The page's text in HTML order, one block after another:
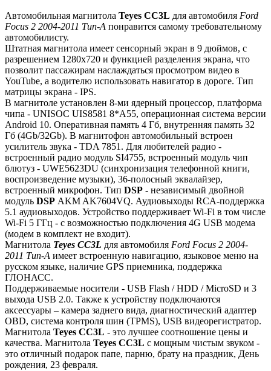
Автомобильная магнитола Teyes СС3L для автомобиля Ford
Focus 2 2004-2011 Тип-A понравится самому требовательному
автомобилисту.
Штатная магнитола имеет сенсорный экран в 9 дюймов, с
разрешением 1280х720 и функцией разделения экрана, что
позволит пассажирам наслаждаться просмотром видео в
YouTube, а водителю использовать навигатор в дороге. Тип
матрицы экрана - IPS.
В магнитоле установлен 8-ми ядерный процессор, платформа
чипа - UNISOC UIS8581 8*A55, операционная система версии
Android 10. Оперативная память 4 Гб, внутренняя память 32
Гб (4Gb/32Gb). В магнитофон автомобильный встроен
усилитель звука - TDA 7851. Для любителей радио -
встроенный радио модуль SI4755, встроенный модуль чип
блютуз - UWE5623DU (синхронизация телефонной книги,
воспроизведение музыки), 36-полосный эквалайзер,
встроенный микрофон. Тип DSP - независимый двойной
модуль DSP AKM AK7604VQ. Аудиовыходы RCA-поддержка
5.1 аудиовыходов. Устройство поддерживает Wi-Fi в том числе
Wi-Fi 5 ГГц - с возможностью подключения 4G USB модема
(модем в комплект не входит).
Магнитола Teyes СС3L для автомобиля Ford Focus 2 2004-
2011 Тип-A имеет встроенную навигацию, языковое меню на
русском языке, наличие GPS приемника, поддержка
ГЛОНАСС.
Поддерживаемые носители - USB Flash / HDD / MicroSD и 3
выхода USB 2.0. Также к устройству подключаются
аксессуары – камера заднего вида, диагностический адаптер
OBD, система контроля шин (TPMS), USB видеорегистратор.
Магнитола Teyes СС3L - это лучшее соотношение цены и
качества. Магнитола Teyes CC3L с мощным чистым звуком -
это отличный подарок папе, парню, брату на праздник, День
рождения, 23 февраля.